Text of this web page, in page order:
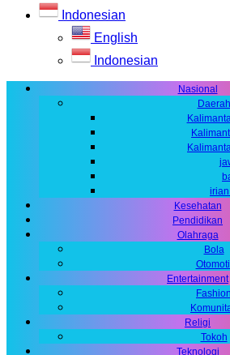
Indonesian
English
Indonesian
Nasional
Daerah
Kesehatan
Pendidikan
Olahraga
Bola
Entertainment
Fashion
Religi
Tokoh
Teknologi